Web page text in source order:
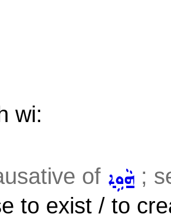
wi:
of ܗܵܘܹܐ ;
to exist / to